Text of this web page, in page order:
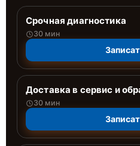
Срочная диагностика
30 мин
Доставка в сервис и
30 мин